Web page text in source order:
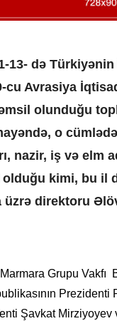
13- də
cu Avrasiya
olunduğu
o
nazir, iş və elm
olduğu kimi, bu il
üzrə direktoru
Grupu Vakfı
Şavkat Mirziyoyev